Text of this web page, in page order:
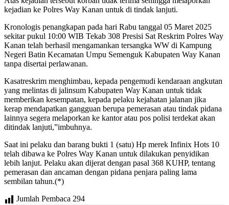
kejadian ke Polres Way Kanan untuk di tindak lanjuti.
Kronologis penangkapan pada hari Rabu tanggal 05 Maret 2025
sekitar pukul 10:00 WIB Tekab 308 Presisi Sat Reskrim Polres Way
Kanan telah berhasil mengamankan tersangka WW di Kampung
Negeri Batin Kecamatan Umpu Semenguk Kabupaten Way Kanan
tanpa disertai perlawanan.
Kasatreskrim menghimbau, kepada pengemudi kendaraan angkutan
yang melintas di jalinsum Kabupaten Way Kanan untuk tidak
memberikan kesempatan, kepada pelaku kejahatan jalanan jika
kerap mendapatkan gangguan berupa pemerasan atau tindak pidana
lainnya segera melaporkan ke kantor atau pos polisi terdekat akan
ditindak lanjuti,”imbuhnya.
Saat ini pelaku dan barang bukti 1 (satu) Hp merek Infinix Hots 10
telah dibawa ke Polres Way Kanan untuk dilakukan penyidikan
lebih lanjut. Pelaku akan dijerat dengan pasal 368 KUHP, tentang
pemerasan dan ancaman dengan pidana penjara paling lama
sembilan tahun.(*)
Jumlah Pembaca 294